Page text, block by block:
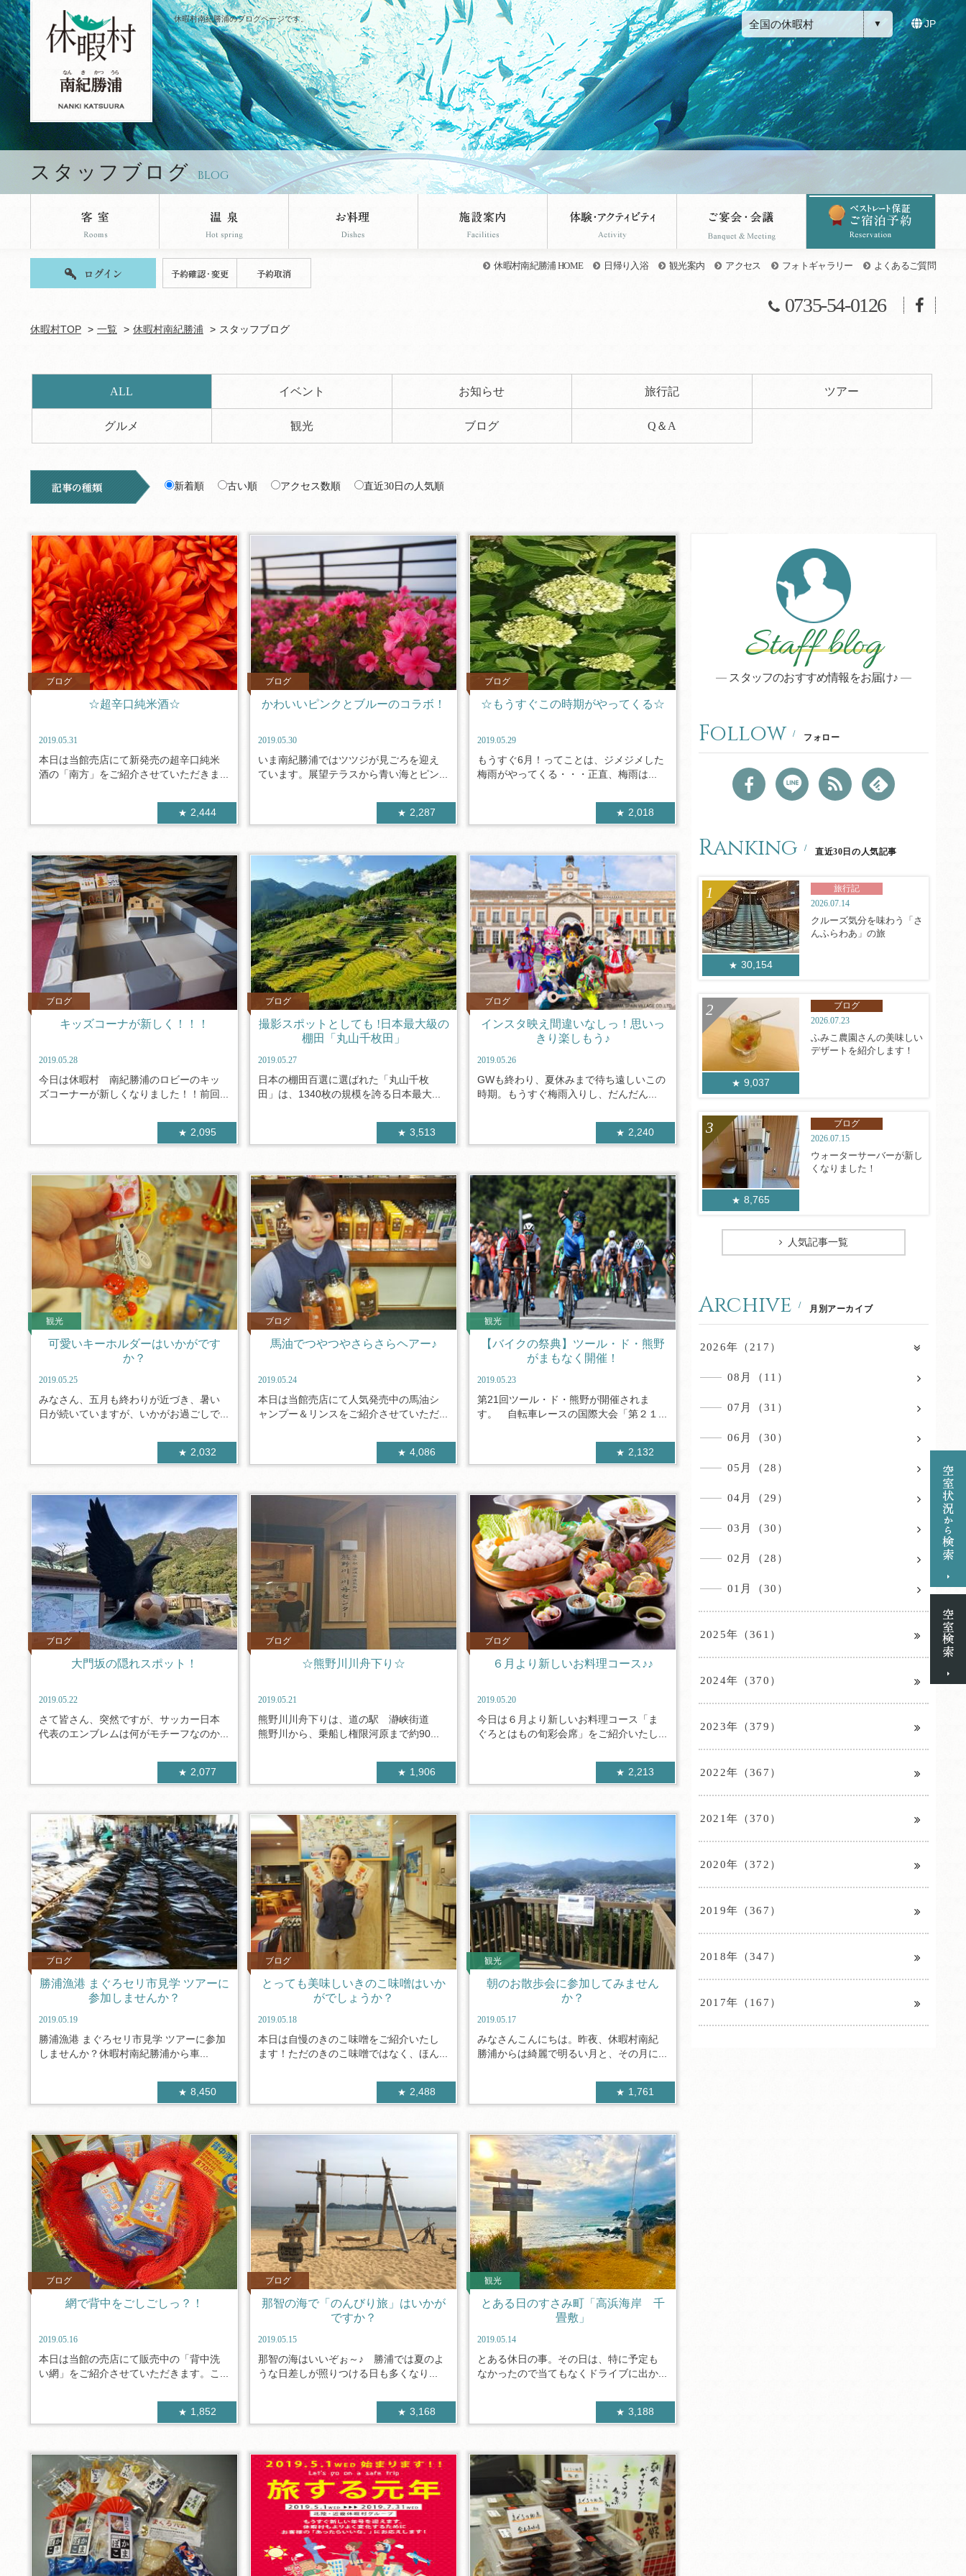
休暇村南紀勝浦のブログページです。 全国の休暇村 JP
スタッフブログ BLOG
休暇村南紀勝浦 HOME 日帰り入浴 観光案内 アクセス フォトギャラリー よくあるご質問
0735-54-0126
休暇村TOP 一覧 休暇村南紀勝浦 スタッフブログ
ALL イベント お知らせ 旅行記 ツアー
グルメ 観光 ブログ Q＆A
新着順 古い順 アクセス数順 直近30日の人気順
ブログ
☆超辛口純米酒☆
2019.05.31
本日は当館売店にて新発売の超辛口純米
酒の「南方」をご紹介させていただきま...
2,444
ブログ
かわいいピンクとブルーのコラボ！
2019.05.30
いま南紀勝浦ではツツジが見ごろを迎え
ています。展望テラスから青い海とピン...
2,287
ブログ
☆もうすぐこの時期がやってくる☆
2019.05.29
もうすぐ6月！ってことは、ジメジメした
梅雨がやってくる・・・正直、梅雨は...
2,018
ブログ
キッズコーナが新しく！！！
2019.05.28
今日は休暇村 南紀勝浦のロビーのキッ
ズコーナーが新しくなりました！！前回...
2,095
ブログ
撮影スポットとしても !日本最大級の
棚田「丸山千枚田」
2019.05.27
日本の棚田百選に選ばれた「丸山千枚
田」は、1340枚の規模を誇る日本最大...
3,513
ブログ
インスタ映え間違いなしっ！思いっ
きり楽しもう♪
2019.05.26
GWも終わり、夏休みまで待ち遠しいこの
時期。もうすぐ梅雨入りし、だんだん...
2,240
観光
可愛いキーホルダーはいかがです
か？
2019.05.25
みなさん、五月も終わりが近づき、暑い
日が続いていますが、いかがお過ごしで...
2,032
ブログ
馬油でつやつやさらさらヘアー♪
2019.05.24
本日は当館売店にて人気発売中の馬油シ
ャンプー＆リンスをご紹介させていただ...
4,086
観光
【バイクの祭典】ツール・ド・熊野
がまもなく開催！
2019.05.23
第21回ツール・ド・熊野が開催されま
す。 自転車レースの国際大会「第２１...
2,132
ブログ
大門坂の隠れスポット！
2019.05.22
さて皆さん、突然ですが、サッカー日本
代表のエンブレムは何がモチーフなのか...
2,077
ブログ
☆熊野川川舟下り☆
2019.05.21
熊野川川舟下りは、道の駅 瀞峡街道
熊野川から、乗船し権限河原まで約90...
1,906
ブログ
６月より新しいお料理コース♪♪
2019.05.20
今日は６月より新しいお料理コース「ま
ぐろとはもの旬彩会席」をご紹介いたし...
2,213
ブログ
勝浦漁港 まぐろセリ市見学 ツアーに
参加しませんか？
2019.05.19
勝浦漁港 まぐろセリ市見学 ツアーに参加
しませんか？休暇村南紀勝浦から車...
8,450
ブログ
とっても美味しいきのこ味噌はいか
がでしょうか？
2019.05.18
本日は自慢のきのこ味噌をご紹介いたし
ます！ただのきのこ味噌ではなく、ほん...
2,488
観光
朝のお散歩会に参加してみません
か？
2019.05.17
みなさんこんにちは。昨夜、休暇村南紀
勝浦からは綺麗で明るい月と、その月に...
1,761
ブログ
網で背中をごしごしっ？！
2019.05.16
本日は当館の売店にて販売中の「背中洗
い網」をご紹介させていただきます。こ...
1,852
ブログ
那智の海で「のんびり旅」はいかが
ですか？
2019.05.15
那智の海はいいぞぉ～♪ 勝浦では夏のよ
うな日差しが照りつける日も多くなり...
3,168
観光
とある日のすさみ町「高浜海岸 千
畳敷」
2019.05.14
とある休日の事。その日は、特に予定も
なかったので当てもなくドライブに出か...
3,188
Staff blog
スタッフのおすすめ情報をお届け♪
Follow フォロー
Ranking 直近30日の人気記事
30,154
旅行記
2026.07.14
クルーズ気分を味わう「さ
んふらわあ」の旅
9,037
ブログ
2026.07.23
ふみこ農園さんの美味しい
デザートを紹介します！
8,765
ブログ
2026.07.15
ウォーターサーバーが新し
くなりました！
人気記事一覧
Archive 月別アーカイブ
2026年（217）
08月（11）
07月（31）
06月（30）
05月（28）
04月（29）
03月（30）
02月（28）
01月（30）
2025年（361）
2024年（370）
2023年（379）
2022年（367）
2021年（370）
2020年（372）
2019年（367）
2018年（347）
2017年（167）